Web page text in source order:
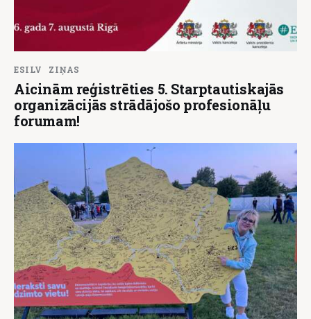
ESILV ZIŅAS
Aicinām reģistrēties 5. Starptautiskajās
organizācijās strādājošo profesionāļu
forumam!